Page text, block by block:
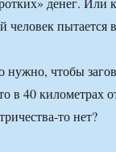
нужно, чтобы
в 40 километрах
то нет?